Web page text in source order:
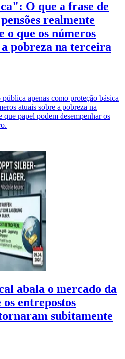
O que a frase de
realmente
o que os números
pobreza na terceira
apenas como proteção básica
atuais sobre a pobreza na
que papel podem desempenhar os
abala o mercado da
entrepostos
subitamente